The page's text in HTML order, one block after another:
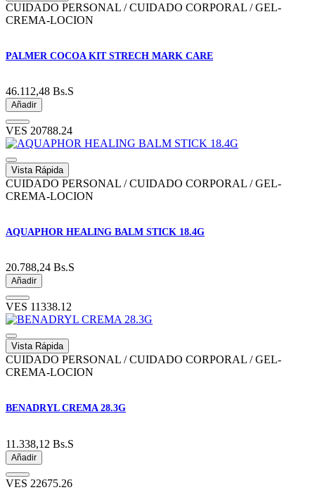
CUIDADO PERSONAL / CUIDADO CORPORAL / GEL-
CREMA-LOCION
PALMER COCOA KIT STRECH MARK CARE
46.112,48 Bs.S
Añadir
VES 20788.24
Vista Rápida
CUIDADO PERSONAL / CUIDADO CORPORAL / GEL-
CREMA-LOCION
AQUAPHOR HEALING BALM STICK 18.4G
20.788,24 Bs.S
Añadir
VES 11338.12
Vista Rápida
CUIDADO PERSONAL / CUIDADO CORPORAL / GEL-
CREMA-LOCION
BENADRYL CREMA 28.3G
11.338,12 Bs.S
Añadir
VES 22675.26